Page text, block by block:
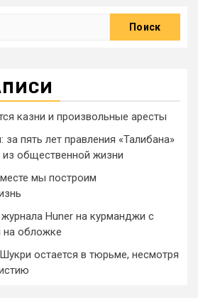
казни и произвольные аресты
пять лет правления «Талибана»
общественной жизни
мы построим
Huner на курманджи с
обложке
остается в тюрьме, несмотря